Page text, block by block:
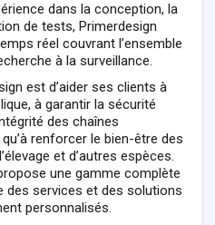
dans la conception, la
de tests, Primerdesign
réel couvrant l’ensemble
à la surveillance.
est d’aider ses clients à
à garantir la sécurité
des chaînes
renforcer le bien-être des
et d’autres espèces.
une gamme complète
des services et des solutions
personnalisés.